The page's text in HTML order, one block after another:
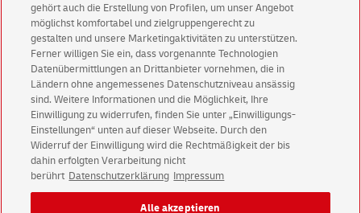
Zurück zur Hauptseite
Kundenservice
Warnung vor gefälschtenE-Mails
Impressum Rechtliche Hinweise
Datenschutz
gehört auch die Erstellung von Profilen, um unser Angebot
möglichst komfortabel und zielgruppengerecht zu
gestalten und unsere Marketingaktivitäten zu unterstützen.
Ferner willigen Sie ein, dass vorgenannte Technologien
Datenübermittlungen an Drittanbieter vornehmen, die in
Ländern ohne angemessenes Datenschutzniveau ansässig
sind. Weitere Informationen und die Möglichkeit, Ihre
Einwilligung zu widerrufen, finden Sie unter „Einwilligungs-
Einstellungen“ unten auf dieser Webseite. Durch den
Widerruf der Einwilligung wird die Rechtmäßigkeit der bis
dahin erfolgten Verarbeitung nicht
berührt Datenschutzerklärung Impressum
Alle akzeptieren